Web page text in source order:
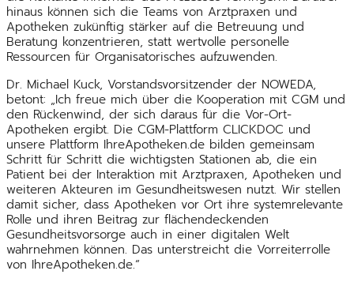
hinaus können sich die Teams von Arztpraxen und
Apotheken zukünftig stärker auf die Betreuung und
Beratung konzentrieren, statt wertvolle personelle
Ressourcen für Organisatorisches aufzuwenden.
Dr. Michael Kuck, Vorstandsvorsitzender der NOWEDA,
betont: „Ich freue mich über die Kooperation mit CGM und
den Rückenwind, der sich daraus für die Vor-Ort-
Apotheken ergibt. Die CGM-Plattform CLICKDOC und
unsere Plattform IhreApotheken.de bilden gemeinsam
Schritt für Schritt die wichtigsten Stationen ab, die ein
Patient bei der Interaktion mit Arztpraxen, Apotheken und
weiteren Akteuren im Gesundheitswesen nutzt. Wir stellen
damit sicher, dass Apotheken vor Ort ihre systemrelevante
Rolle und ihren Beitrag zur flächendeckenden
Gesundheitsvorsorge auch in einer digitalen Welt
wahrnehmen können. Das unterstreicht die Vorreiterrolle
von IhreApotheken.de.“